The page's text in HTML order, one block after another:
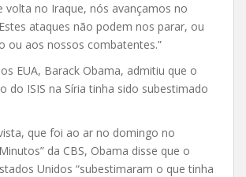
volta no Iraque, nós avançamos no
ataques não podem nos parar, ou
ou aos nossos combatentes.”
EUA, Barack Obama, admitiu que o
do ISIS na Síria tinha sido subestimado
que foi ao ar no domingo no
da CBS, Obama disse que o
Unidos “subestimaram o que tinha